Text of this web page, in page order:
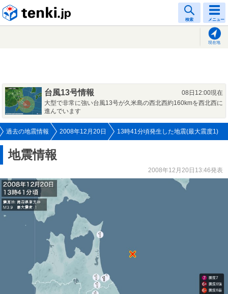
検索 メニュー
現在地
台風13号情報
08日12:00現在
大型で非常に強い台風13号が久米島の西北西約160kmを西北西に
進んでいます
過去の地震情報 2008年12月20日 13時41分頃発生した地震(最大震度1)
地震情報
2008年12月20日13:46発表